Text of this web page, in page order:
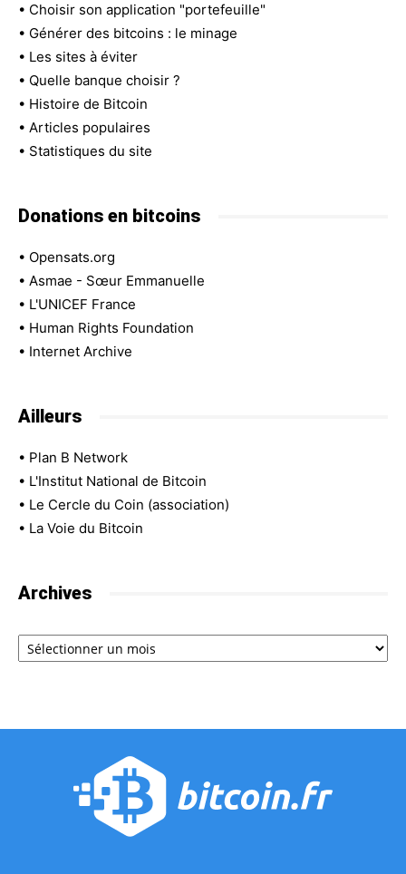
• Choisir son application "portefeuille"
• Générer des bitcoins : le minage
• Les sites à éviter
• Quelle banque choisir ?
• Histoire de Bitcoin
• Articles populaires
• Statistiques du site
Donations en bitcoins
• Opensats.org
• Asmae - Sœur Emmanuelle
• L'UNICEF France
• Human Rights Foundation
• Internet Archive
Ailleurs
• Plan B Network
• L'Institut National de Bitcoin
• Le Cercle du Coin (association)
• La Voie du Bitcoin
Archives
Archives